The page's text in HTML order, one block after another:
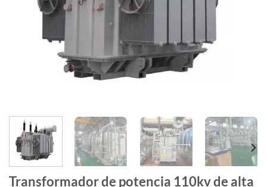
Transformador de potencia 110kv de alta